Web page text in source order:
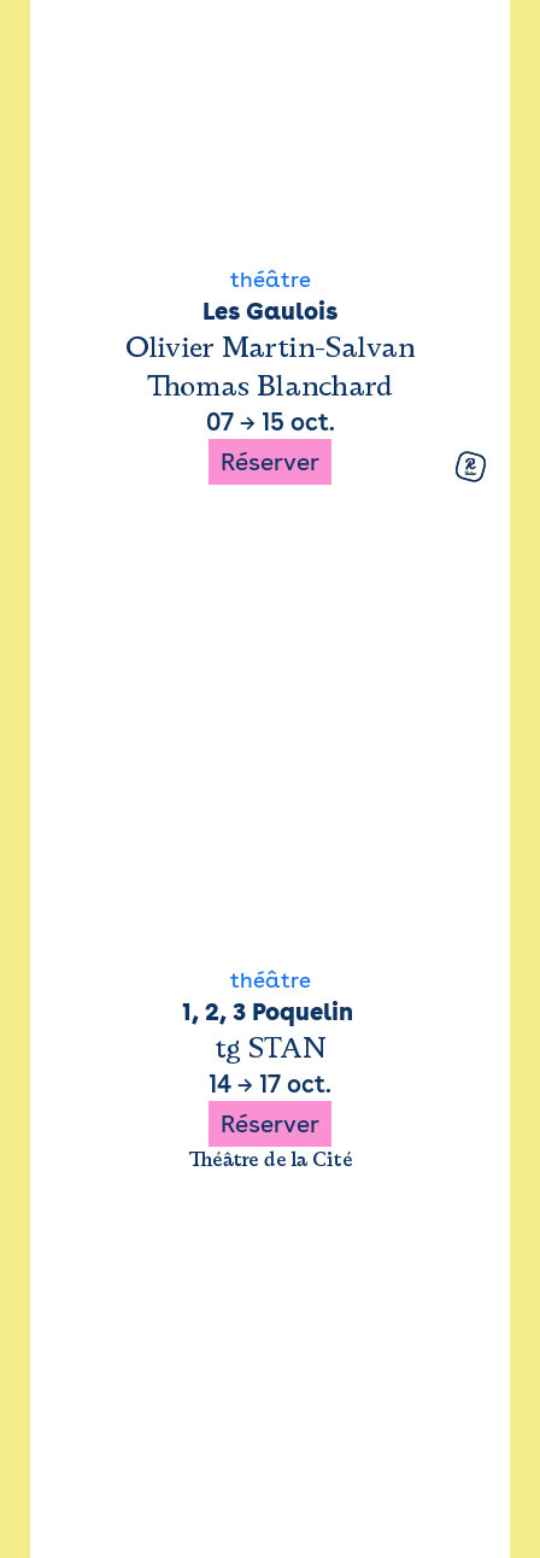
théâtre
Les Gaulois
Olivier Martin-Salvan
Thomas Blanchard
07→ 15 oct.
Réserver
théâtre
1, 2, 3 Poquelin
tg STAN
14 → 17 oct.
Réserver
Théâtre de la Cité